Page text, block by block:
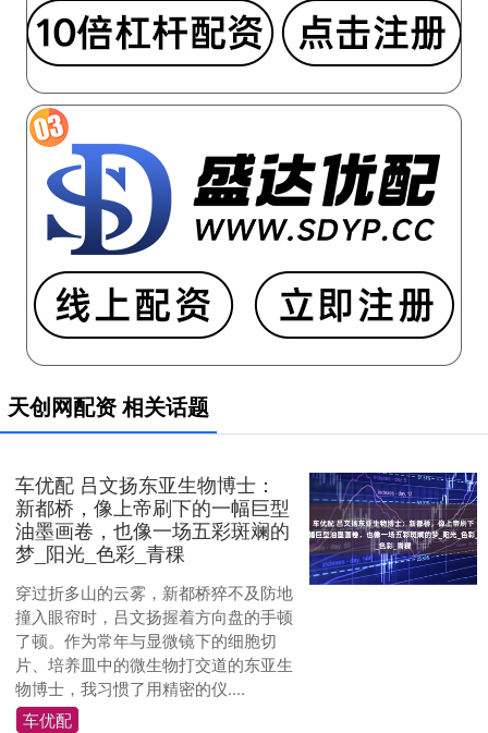
天创网配资 相关话题
车优配 吕文扬东亚生物博士：
新都桥，像上帝刷下的一幅巨型
油墨画卷，也像一场五彩斑斓的
梦_阳光_色彩_青稞
穿过折多山的云雾，新都桥猝不及防地
撞入眼帘时，吕文扬握着方向盘的手顿
了顿。作为常年与显微镜下的细胞切
片、培养皿中的微生物打交道的东亚生
物博士，我习惯了用精密的仪....
车优配